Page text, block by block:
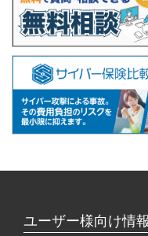
ユーザー様向け情報